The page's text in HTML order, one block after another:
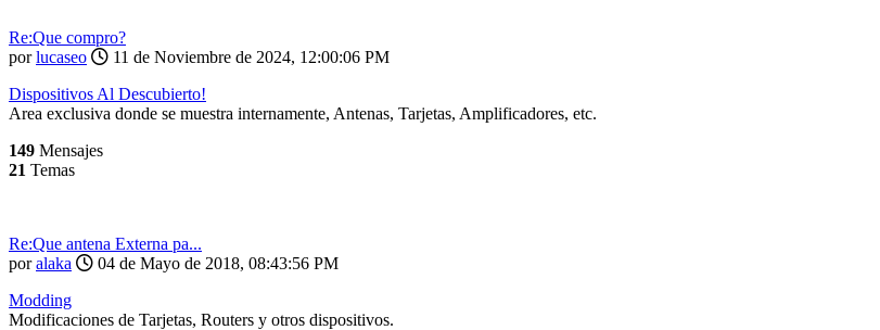
Re:Que compro?
porlucaseo
11 de Noviembre de 2024, 12:00:06 PM
Dispositivos Al Descubierto!
Area exclusiva donde se muestra internamente, Antenas, Tarjetas, Amplificadores, etc.
149 Mensajes
21 Temas
Re:Que antena Externa pa...
poralaka
04 de Mayo de 2018, 08:43:56 PM
Modding
Modificaciones de Tarjetas, Routers y otros dispositivos.